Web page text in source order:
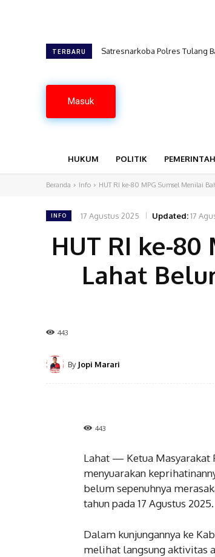
TERBARU Satresnarkoba Polres Tulang
Masuk
HUKUM POLITIK
Beranda Info HUT RI ke-80 MPG Sumsel Menilai
INFO 17 Agustus 2025 Updated:17
HUT RI ke-
Lahat
443
By Jopi Marari
443
Lahat — Ketua Masyarakat
menyuarakan
belum sepenuhnya
tahun pada 17 Agustus 2025.
Dalam kunjungannya ke
melihat langsung aktivitas